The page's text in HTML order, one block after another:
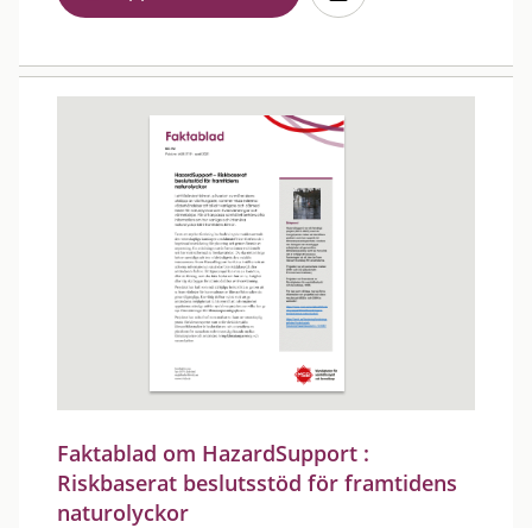
Faktablad om HazardSupport :
Riskbaserat beslutsstöd för framtidens
naturolyckor